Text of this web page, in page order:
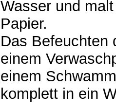
Wasser und
Papier.
Das Befeuchten
einem
einem
komplett in ein